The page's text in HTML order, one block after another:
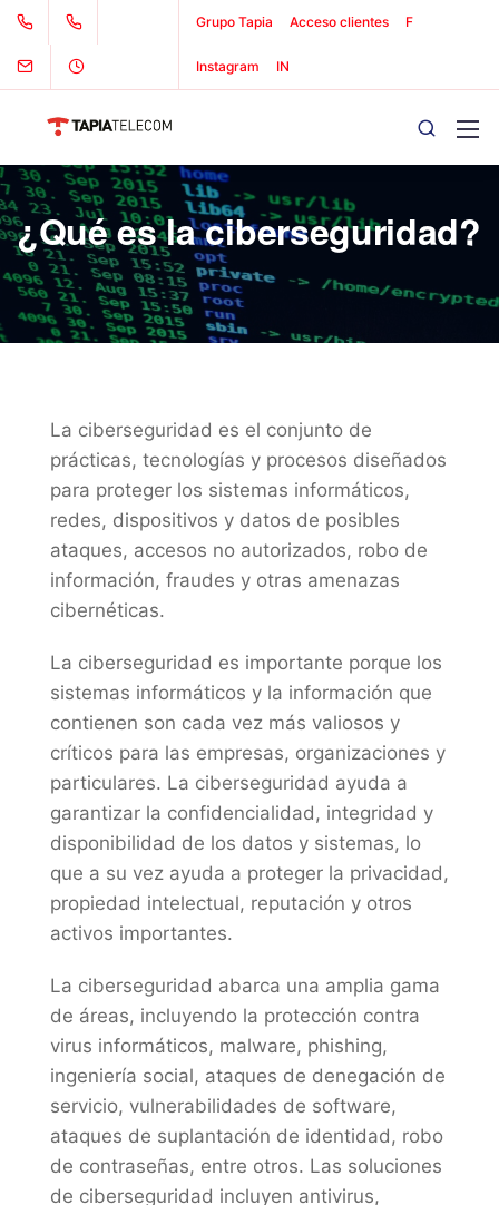
Grupo Tapia Acceso clientes F
Instagram IN
¿Qué es la ciberseguridad?
La ciberseguridad es el conjunto de
prácticas, tecnologías y procesos diseñados
para proteger los sistemas informáticos,
redes, dispositivos y datos de posibles
ataques, accesos no autorizados, robo de
información, fraudes y otras amenazas
cibernéticas.
La ciberseguridad es importante porque los
sistemas informáticos y la información que
contienen son cada vez más valiosos y
críticos para las empresas, organizaciones y
particulares. La ciberseguridad ayuda a
garantizar la confidencialidad, integridad y
disponibilidad de los datos y sistemas, lo
que a su vez ayuda a proteger la privacidad,
propiedad intelectual, reputación y otros
activos importantes.
La ciberseguridad abarca una amplia gama
de áreas, incluyendo la protección contra
virus informáticos, malware, phishing,
ingeniería social, ataques de denegación de
servicio, vulnerabilidades de software,
ataques de suplantación de identidad, robo
de contraseñas, entre otros. Las soluciones
de ciberseguridad incluyen antivirus,